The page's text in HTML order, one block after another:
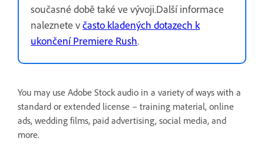
současné době také ve vývoji.Další informace
naleznete včasto kladených dotazech k
ukončení Premiere Rush.
You may use Adobe Stock audio in a variety of ways with a
standard or extended license – training material, online
ads, wedding films, paid advertising, social media, and
more.